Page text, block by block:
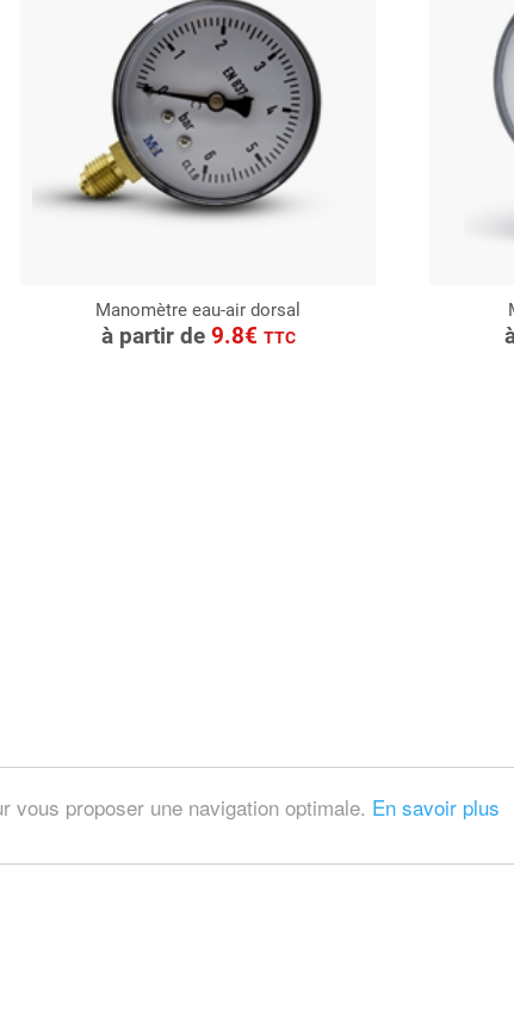
proposer une navigation optimale. En savoir plus
Manomètre eau-air dorsal
à partir de 9.8€ TTC
CONSULTER
Demande de devis